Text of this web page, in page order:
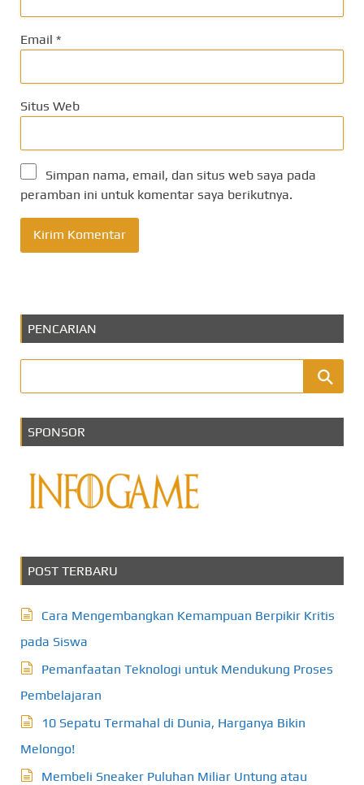
Email *
Situs Web
Simpan nama, email, dan situs web saya pada
peramban ini untuk komentar saya berikutnya.
PENCARIAN
SPONSOR
POST TERBARU
Cara Mengembangkan Kemampuan Berpikir Kritis
pada Siswa
Pemanfaatan Teknologi untuk Mendukung Proses
Pembelajaran
10 Sepatu Termahal di Dunia, Harganya Bikin
Melongo!
Membeli Sneaker Puluhan Miliar Untung atau